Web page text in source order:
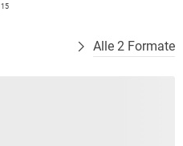
15
Alle 2 Formate